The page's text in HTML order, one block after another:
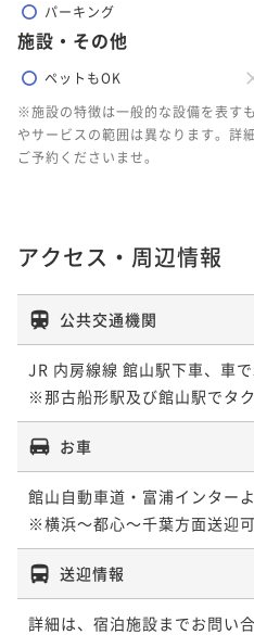
パーキング
施設・その他
ペットもOK
※施設の特徴は一般的な設備を表す
やサービスの範囲は異なります。詳
ご予約くださいませ。
アクセス・周辺情報
公共交通機関
JR 内房線線 館山駅下車、車で
お車
館山自動車道・富浦インター
※横浜～都心～千葉方面送迎可
送迎情報
詳細は、宿泊施設までお問い